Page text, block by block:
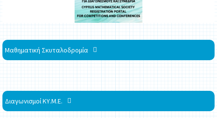
Μαθηματική Σκυταλοδρομία
Διαγωνισμοί ΚΥ.Μ.Ε.